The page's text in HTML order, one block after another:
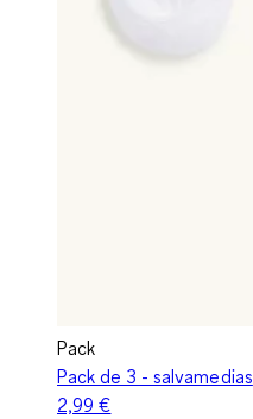
Pack
Pack de 3 - salvamedias
2,99 €